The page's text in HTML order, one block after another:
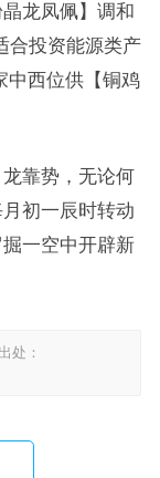
龙凤佩】调和
合投资能源类产
中西位供【铜鸡
靠势，无论何
初一辰时转动
一空中开辟新
处：